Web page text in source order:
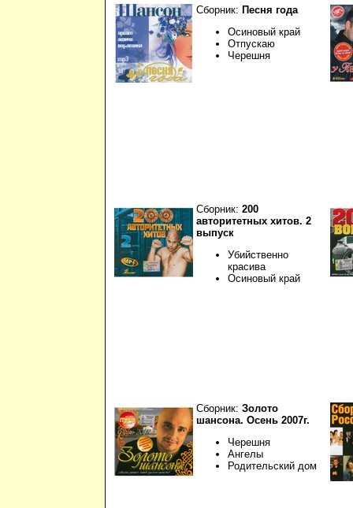
Сборник: Песня года
Осиновый край
Отпускаю
Черешня
Сборник: 200
авторитетных хитов. 2
выпуск
Убийственно
красива
Осиновый край
Сборник: Золото
шансона. Осень 2007г.
Черешня
Ангелы
Родительский дом